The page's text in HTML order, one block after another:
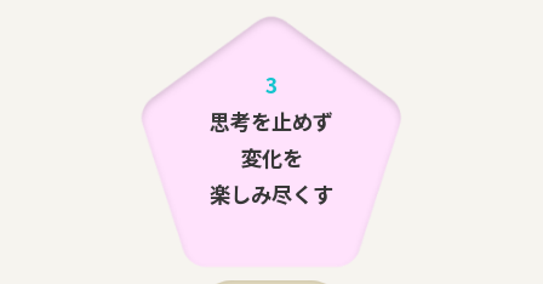
3
思考を止めず
変化を
楽しみ尽くす